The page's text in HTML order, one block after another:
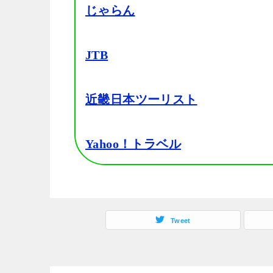
じゃらん
JTB
近畿日本ツーリスト
Yahoo！トラベル
Tweet